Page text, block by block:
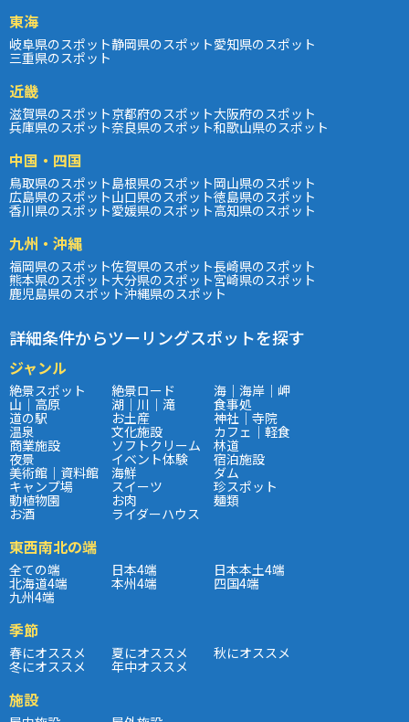
東海
岐阜県のスポット静岡県のスポット愛知県のスポット
三重県のスポット
近畿
滋賀県のスポット京都府のスポット大阪府のスポット
兵庫県のスポット奈良県のスポット和歌山県のスポット
中国・四国
鳥取県のスポット島根県のスポット岡山県のスポット
広島県のスポット山口県のスポット徳島県のスポット
香川県のスポット愛媛県のスポット高知県のスポット
九州・沖縄
福岡県のスポット佐賀県のスポット長崎県のスポット
熊本県のスポット大分県のスポット宮崎県のスポット
鹿児島県のスポット沖縄県のスポット
詳細条件からツーリングスポットを探す
ジャンル
絶景スポット 絶景ロード 海｜海岸｜岬
山｜高原 湖｜川｜滝 食事処
道の駅 お土産 神社｜寺院
温泉 文化施設 カフェ｜軽食
商業施設 ソフトクリーム 林道
夜景 イベント体験 宿泊施設
美術館｜資料館 海鮮 ダム
キャンプ場 スイーツ 珍スポット
動植物園 お肉 麺類
お酒 ライダーハウス
東西南北の端
全ての端 日本4端 日本本土4端
北海道4端 本州4端 四国4端
九州4端
季節
春にオススメ 夏にオススメ 秋にオススメ
冬にオススメ 年中オススメ
施設